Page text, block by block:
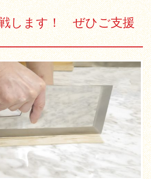
します！ ぜひご支援